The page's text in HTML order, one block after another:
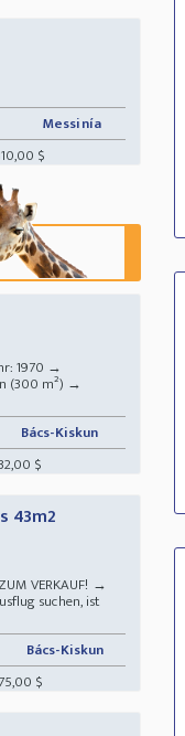
Messinía
$
1970 →
(300 m²) →
Bács-Kiskun
$
43m2
VERKAUF! →
suchen, ist
Bács-Kiskun
$